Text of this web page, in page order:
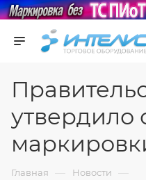
утвердило
Главная — Новости —